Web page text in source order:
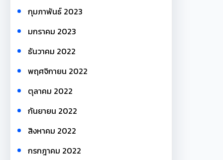
กุมภาพันธ์ 2023
มกราคม 2023
ธันวาคม 2022
พฤศจิกายน 2022
ตุลาคม 2022
กันยายน 2022
สิงหาคม 2022
กรกฎาคม 2022